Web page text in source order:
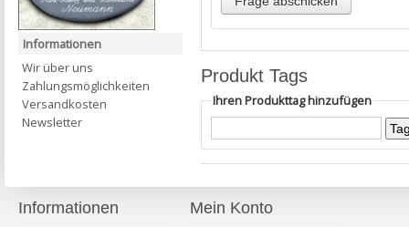
Produkt Tags
Ihren Produkttag hinzufügen
Informationen
Wir über uns
Zahlungsmöglichkeiten
Versandkosten
Newsletter
Informationen Mein Konto